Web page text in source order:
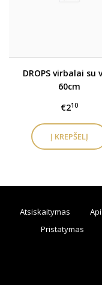
DROPS virbalai su
60cm
€210
Atsiskaitymas
Pristatymas